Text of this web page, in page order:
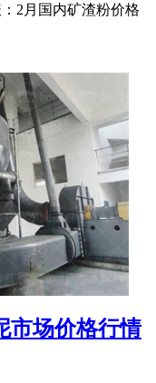
2月国内矿渣粉价格
市场价格行情